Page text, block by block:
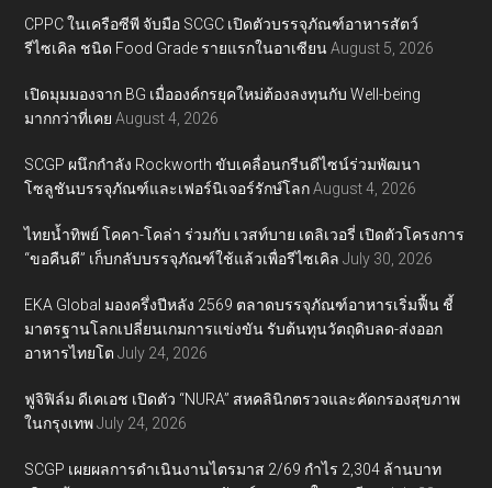
CPPC ในเครือซีพี จับมือ SCGC เปิดตัวบรรจุภัณฑ์อาหารสัตว์
รีไซเคิล ชนิด Food Grade รายแรกในอาเซียน August 5, 2026
เปิดมุมมองจาก BG เมื่อองค์กรยุคใหม่ต้องลงทุนกับ Well-being
มากกว่าที่เคย August 4, 2026
SCGP ผนึกกำลัง Rockworth ขับเคลื่อนกรีนดีไซน์ร่วมพัฒนา
โซลูชันบรรจุภัณฑ์และเฟอร์นิเจอร์รักษ์โลก August 4, 2026
ไทยน้ำทิพย์ โคคา-โคล่า ร่วมกับ เวสท์บาย เดลิเวอรี่ เปิดตัวโครงการ
“ขอคืนดี” เก็บกลับบรรจุภัณฑ์ใช้แล้วเพื่อรีไซเคิล July 30, 2026
EKA Global มองครึ่งปีหลัง 2569 ตลาดบรรจุภัณฑ์อาหารเริ่มฟื้น ชี้
มาตรฐานโลกเปลี่ยนเกมการแข่งขัน รับต้นทุนวัตถุดิบลด-ส่งออก
อาหารไทยโต July 24, 2026
ฟูจิฟิล์ม ดีเคเอช เปิดตัว “NURA” สหคลินิกตรวจและคัดกรองสุขภาพ
ในกรุงเทพ July 24, 2026
SCGP เผยผลการดำเนินงานไตรมาส 2/69 กำไร 2,304 ล้านบาท